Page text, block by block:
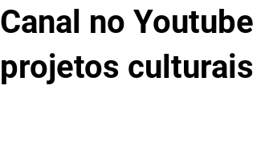
Canal no
projetos